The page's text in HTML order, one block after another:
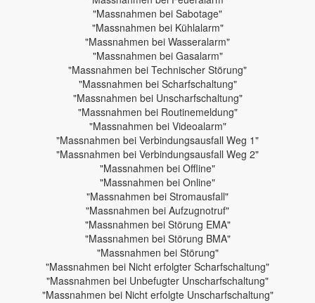
"Massnahmen bei Sabotage"
"Massnahmen bei Kühlalarm"
"Massnahmen bei Wasseralarm"
"Massnahmen bei Gasalarm"
"Massnahmen bei Technischer Störung"
"Massnahmen bei Scharfschaltung"
"Massnahmen bei Unscharfschaltung"
"Massnahmen bei Routinemeldung"
"Massnahmen bei Videoalarm"
"Massnahmen bei Verbindungsausfall Weg 1"
"Massnahmen bei Verbindungsausfall Weg 2"
"Massnahmen bei Offline"
"Massnahmen bei Online"
"Massnahmen bei Stromausfall"
"Massnahmen bei Aufzugnotruf"
"Massnahmen bei Störung EMA"
"Massnahmen bei Störung BMA"
"Massnahmen bei Störung"
"Massnahmen bei Nicht erfolgter Scharfschaltung"
"Massnahmen bei Unbefugter Unscharfschaltung"
"Massnahmen bei Nicht erfolgte Unscharfschaltung"